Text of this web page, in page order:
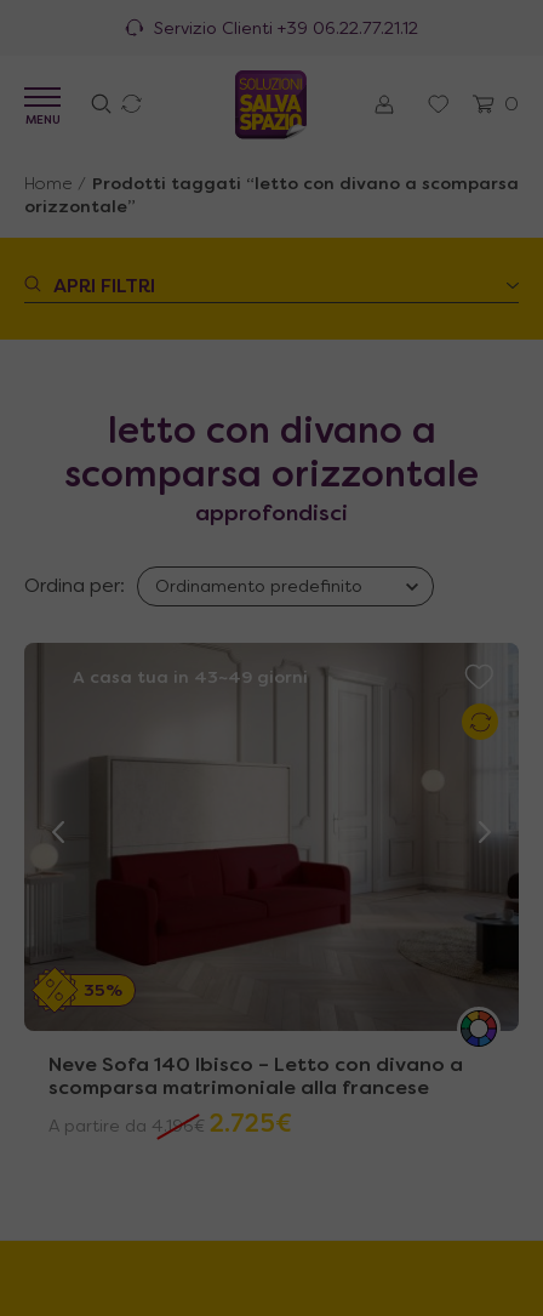
Servizio Clienti +39 06.22.77.21.12
0
MENU
Home /
Prodotti taggati “letto con divano a scomparsa
orizzontale”
APRI FILTRI
letto con divano a
scomparsa orizzontale
approfondisci
Ordina per:
A casa tua in 43~49 giorni
35%
Neve Sofa 140 Ibisco – Letto con divano a
scomparsa matrimoniale alla francese
A partire da 4.196€ 2.725€